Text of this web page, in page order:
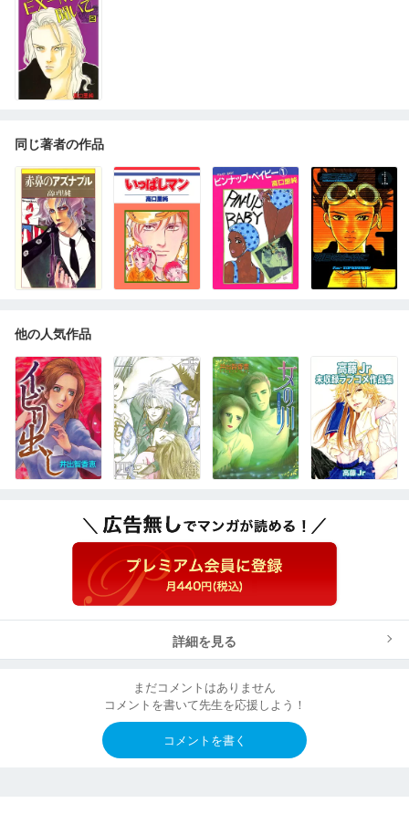
同じ著者の作品
他の人気作品
詳細を見る
まだコメントはありません
コメントを書いて先生を応援しよう！
コメントを書く